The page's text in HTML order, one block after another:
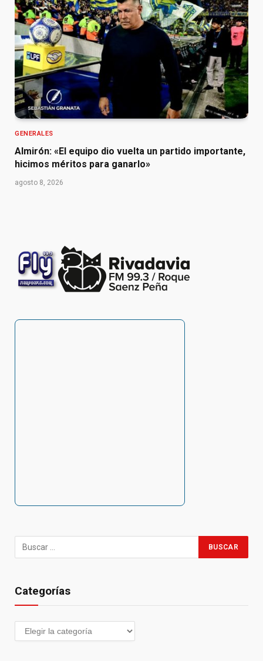
GENERALES
Almirón: «El equipo dio vuelta un partido importante,
hicimos méritos para ganarlo»
agosto 8, 2026
Categorías